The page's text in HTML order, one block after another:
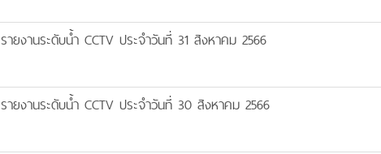
รายงานระดับน้ำ CCTV ประจำวันที่ 31 สิงหาคม 2566
รายงานระดับน้ำ CCTV ประจำวันที่ 30 สิงหาคม 2566